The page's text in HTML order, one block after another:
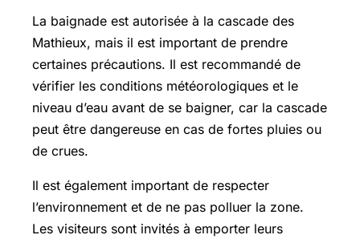
La baignade est autorisée à la cascade des
Mathieux, mais il est important de prendre
certaines précautions. Il est recommandé de
vérifier les conditions météorologiques et le
niveau d’eau avant de se baigner, car la cascade
peut être dangereuse en cas de fortes pluies ou
de crues.
Il est également important de respecter
l’environnement et de ne pas polluer la zone.
Les visiteurs sont invités à emporter leurs